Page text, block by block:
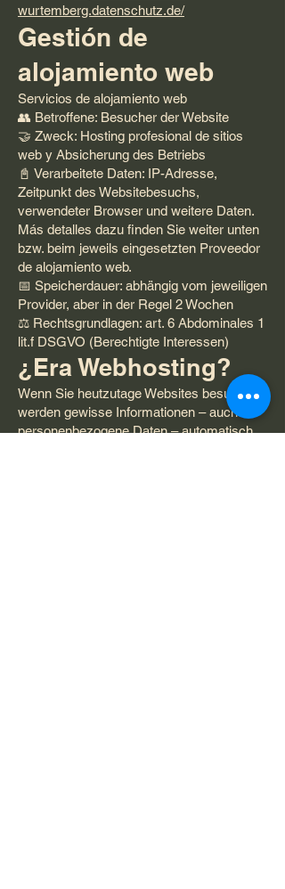
wurtemberg.datenschutz.de/
Gestión de
alojamiento web
Servicios de alojamiento web
👥 Betroffene: Besucher der Website
🤝 Zweck: Hosting profesional de sitios
web y Absicherung des Betriebs
📓 Verarbeitete Daten: IP-Adresse,
Zeitpunkt des Websitebesuchs,
verwendeter Browser und weitere Daten.
Más detalles dazu finden Sie weiter unten
bzw. beim jeweils eingesetzten Proveedor
de alojamiento web.
📅 Speicherdauer: abhängig vom jeweiligen
Provider, aber in der Regel 2 Wochen
⚖️ Rechtsgrundlagen: art. 6 Abdominales 1
lit.f DSGVO (Berechtigte Interessen)
¿Era Webhosting?
Wenn Sie heutzutage Websites besuchen,
werden gewisse Informationen – auch
personenbezogene Daten – automatisch